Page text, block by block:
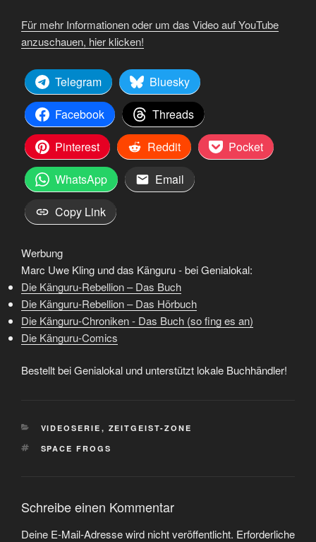
Für mehr Informationen oder um das Video auf YouTube
anzuschauen, hier klicken!
Telegram
Bluesky
Facebook
Threads
Pinterest
Reddit
Pocket
WhatsApp
Email
Copy Link
Werbung
Marc Uwe Kling und das Känguru - bei Genialokal:
Die Känguru-Rebellion – Das Buch
Die Känguru-Rebellion – Das Hörbuch
Die Känguru-Chroniken - Das Buch (so fing es an)
Die Känguru-Comics
Bestellt bei Genialokal und unterstützt lokale Buchhändler!
KATEGORIEN
VIDEOSERIE , ZEITGEIST-ZONE
SCHLAGWÖRTER
SPACE FROGS
Schreibe einen Kommentar
Deine E-Mail-Adresse wird nicht veröffentlicht. Erforderliche